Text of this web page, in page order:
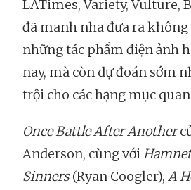
LATimes, Variety, Vulture,
đã manh nha đưa ra
những tác phẩm điện ảnh
nay, mà còn dự đoán sớm
trội cho các hạng mục
Once Battle After Another
Anderson, cùng với
Sinners(Ryan Coogler), A